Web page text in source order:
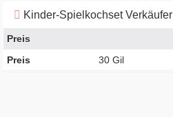
Kinder-Spielkochset Verkäufer
Preis
Preis
30 Gil